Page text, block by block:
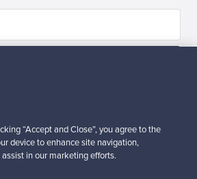
“Accept and Close”, you agree to the
device to enhance site navigation,
in our marketing efforts.